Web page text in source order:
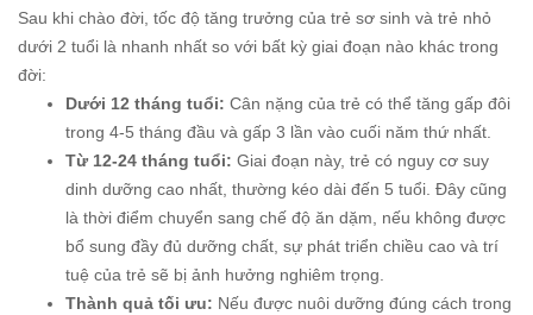
Sau khi chào đời, tốc độ tăng trưởng của trẻ sơ sinh và trẻ nhỏ
dưới 2 tuổi là nhanh nhất so với bất kỳ giai đoạn nào khác trong
đời:
Dưới 12 tháng tuổi: Cân nặng của trẻ có thể tăng gấp đôi
trong 4-5 tháng đầu và gấp 3 lần vào cuối năm thứ nhất.
Từ 12-24 tháng tuổi: Giai đoạn này, trẻ có nguy cơ suy
dinh dưỡng cao nhất, thường kéo dài đến 5 tuổi. Đây cũng
là thời điểm chuyển sang chế độ ăn dặm, nếu không được
bổ sung đầy đủ dưỡng chất, sự phát triển chiều cao và trí
tuệ của trẻ sẽ bị ảnh hưởng nghiêm trọng.
Thành quả tối ưu: Nếu được nuôi dưỡng đúng cách trong